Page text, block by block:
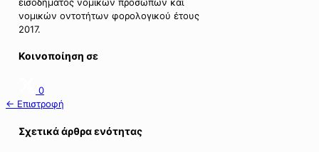
νομικών οντοτήτων φορολογικού έτους
2017.
Κοινοποίηση σε
0
← Επιστροφή
Σχετικά άρθρα ενότητας